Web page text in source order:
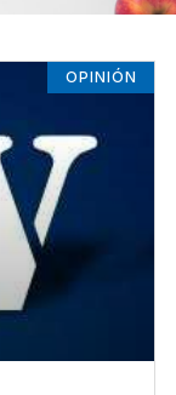
OPINIÓN